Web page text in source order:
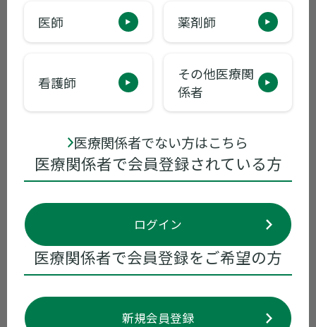
医師 薬剤師
看護師
その他医療関
係者
医療関係者でない方はこちら
医療関係者で会員登録されている方
ログイン
医療関係者で会員登録をご希望の方
新規会員登録
ゼプリオンTRI治療サポートマガジン
資材番号：XET P-41673
体裁：A5／8ページ
ダウンロード